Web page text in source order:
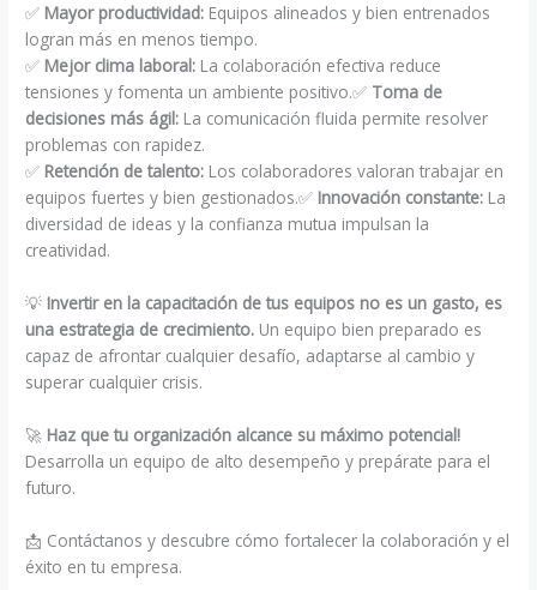
✅ Mayor productividad: Equipos alineados y bien entrenados
logran más en menos tiempo.
✅ Mejor clima laboral: La colaboración efectiva reduce
tensiones y fomenta un ambiente positivo.✅ Toma de
decisiones más ágil: La comunicación fluida permite resolver
problemas con rapidez.
✅ Retención de talento: Los colaboradores valoran trabajar en
equipos fuertes y bien gestionados.✅ Innovación constante: La
diversidad de ideas y la confianza mutua impulsan la
creatividad.
💡 Invertir en la capacitación de tus equipos no es un gasto, es
una estrategia de crecimiento. Un equipo bien preparado es
capaz de afrontar cualquier desafío, adaptarse al cambio y
superar cualquier crisis.
🚀 Haz que tu organización alcance su máximo potencial!
Desarrolla un equipo de alto desempeño y prepárate para el
futuro.
📩 Contáctanos y descubre cómo fortalecer la colaboración y el
éxito en tu empresa.